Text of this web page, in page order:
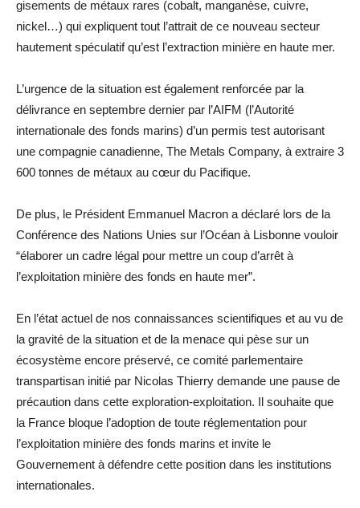
gisements de métaux rares (cobalt, manganèse, cuivre,
nickel…) qui expliquent tout l’attrait de ce nouveau secteur
hautement spéculatif qu’est l’extraction minière en haute mer.
L’urgence de la situation est également renforcée par la
délivrance en septembre dernier par l’AIFM (l’Autorité
internationale des fonds marins) d’un permis test autorisant
une compagnie canadienne, The Metals Company, à extraire 3
600 tonnes de métaux au cœur du Pacifique.
De plus, le Président Emmanuel Macron a déclaré lors de la
Conférence des Nations Unies sur l’Océan à Lisbonne vouloir
“élaborer un cadre légal pour mettre un coup d’arrêt à
l’exploitation minière des fonds en haute mer”.
En l’état actuel de nos connaissances scientifiques et au vu de
la gravité de la situation et de la menace qui pèse sur un
écosystème encore préservé, ce comité parlementaire
transpartisan initié par Nicolas Thierry demande une pause de
précaution dans cette exploration-exploitation. Il souhaite que
la France bloque l’adoption de toute réglementation pour
l’exploitation minière des fonds marins et invite le
Gouvernement à défendre cette position dans les institutions
internationales.